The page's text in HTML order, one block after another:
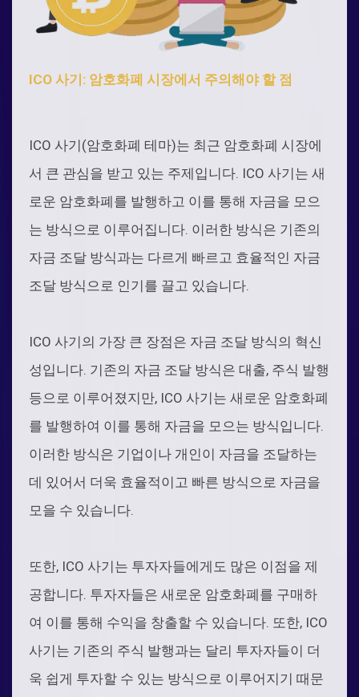
ICO 사기: 암호화폐 시장에서 주의해야 할 점
ICO 사기(암호화폐 테마)는 최근 암호화폐 시장에
서 큰 관심을 받고 있는 주제입니다. ICO 사기는 새
로운 암호화폐를 발행하고 이를 통해 자금을 모으
는 방식으로 이루어집니다. 이러한 방식은 기존의
자금 조달 방식과는 다르게 빠르고 효율적인 자금
조달 방식으로 인기를 끌고 있습니다.
ICO 사기의 가장 큰 장점은 자금 조달 방식의 혁신
성입니다. 기존의 자금 조달 방식은 대출, 주식 발행
등으로 이루어졌지만, ICO 사기는 새로운 암호화폐
를 발행하여 이를 통해 자금을 모으는 방식입니다.
이러한 방식은 기업이나 개인이 자금을 조달하는
데 있어서 더욱 효율적이고 빠른 방식으로 자금을
모을 수 있습니다.
또한, ICO 사기는 투자자들에게도 많은 이점을 제
공합니다. 투자자들은 새로운 암호화폐를 구매하
여 이를 통해 수익을 창출할 수 있습니다. 또한, ICO
사기는 기존의 주식 발행과는 달리 투자자들이 더
욱 쉽게 투자할 수 있는 방식으로 이루어지기 때문